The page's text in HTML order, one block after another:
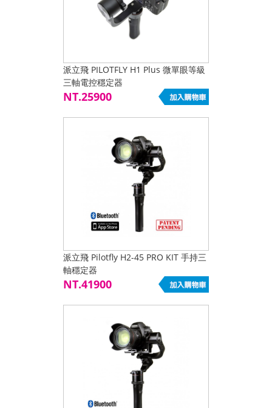
派立飛 PILOTFLY H1 Plus 微單眼等級
三軸電控穩定器
NT.25900
派立飛 Pilotfly H2-45 PRO KIT 手持三
軸穩定器
NT.41900